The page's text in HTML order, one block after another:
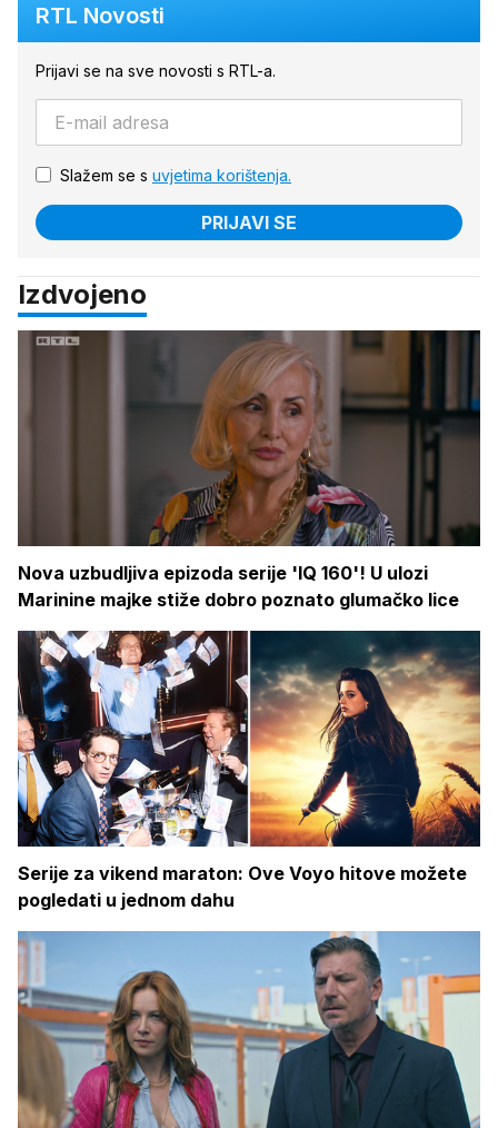
RTL Novosti
Prijavi se na sve novosti s RTL-a.
Slažem se s uvjetima korištenja.
PRIJAVI SE
Izdvojeno
Nova uzbudljiva epizoda serije 'IQ 160'! U ulozi
Marinine majke stiže dobro poznato glumačko lice
Serije za vikend maraton: Ove Voyo hitove možete
pogledati u jednom dahu